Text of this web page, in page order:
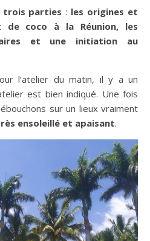
trois parties : les origines et
de coco à la Réunion, les
et une initiation au
l’atelier du matin, il y a un
est bien indiqué. Une fois
sur un lieux vraiment
ensoleillé et apaisant.